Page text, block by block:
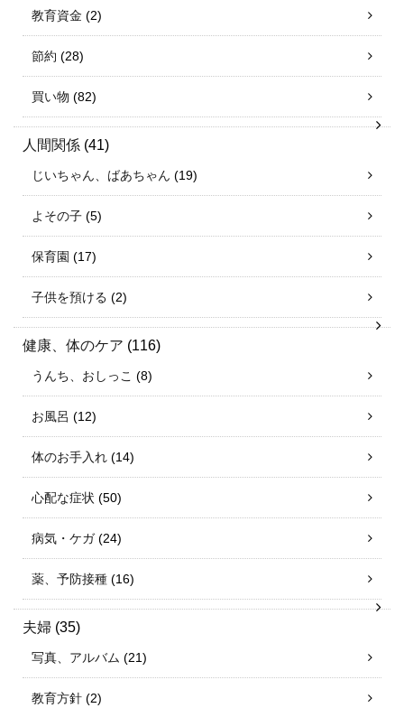
教育資金 (2)
節約 (28)
買い物 (82)
人間関係 (41)
じいちゃん、ばあちゃん (19)
よその子 (5)
保育園 (17)
子供を預ける (2)
健康、体のケア (116)
うんち、おしっこ (8)
お風呂 (12)
体のお手入れ (14)
心配な症状 (50)
病気・ケガ(24)
薬、予防接種 (16)
夫婦 (35)
写真、アルバム (21)
教育方針 (2)